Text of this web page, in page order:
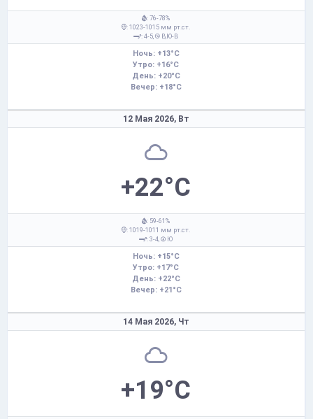
: 76-78%
: 1023-1015 мм рт.ст.
: 4-5,
В,Ю-В
Ночь: +13°C
Утро: +16°C
День: +20°C
Вечер: +18°C
12 Мая 2026, Вт
+22°C
: 59-61%
: 1019-1011 мм рт.ст.
: 3-4,
Ю
Ночь: +15°C
Утро: +17°C
День: +22°C
Вечер: +21°C
14 Мая 2026, Чт
+19°C